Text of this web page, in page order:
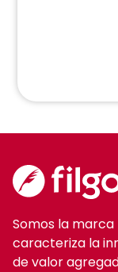
Somos la
caracteriza la
de valor